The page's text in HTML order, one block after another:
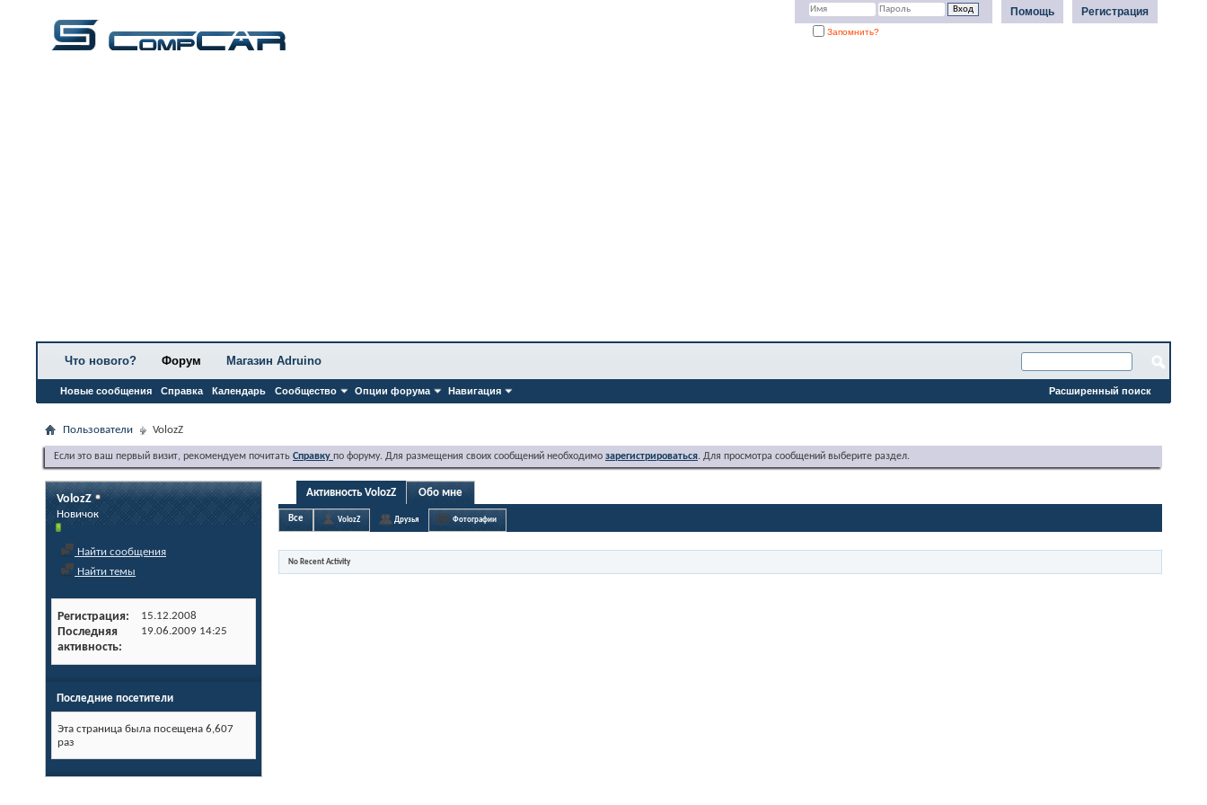
Регистрация
Помощь
Запомнить?
Что нового? Форум
Новые сообщения Справка Календарь Сообщество Опции форума Навигация
Магазин Adruino
Расширенный поиск
Пользователи VolozZ
Если это ваш первый визит, рекомендуем почитать Справку по форуму. Для размещения своих сообщений необходимо зарегистрироваться. Для просмотра сообщений выберите раздел.
VolozZ
Новичок
Найти сообщения
Найти темы
Регистрация 15.12.2008
Последняя
активность
19.06.2009 14:25
Последние посетители
Эта страница была посещена 6,607
раз
Активность VolozZ Обо мне
Все VolozZ Друзья Фотографии
No Recent Activity